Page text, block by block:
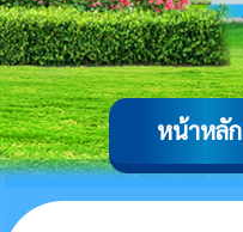
หน้าหลัก